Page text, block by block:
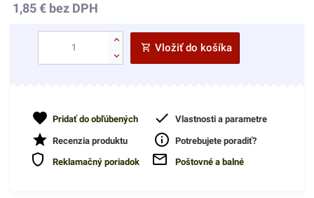
1,85€ bez DPH
Vložiť do košíka
Pridať do obľúbených Vlastnosti a parametre
Recenzia produktu
Potrebujete poradiť?
Reklamačný poriadok
Poštovné a balné